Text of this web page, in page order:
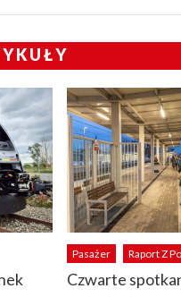
Pasażer Raport Z
Czwarte